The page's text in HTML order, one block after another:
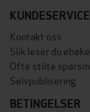
KUNDESERVICE
Kontakt oss
Slik leser du
Ofte stilte
Selvpublisering
BETINGELSER